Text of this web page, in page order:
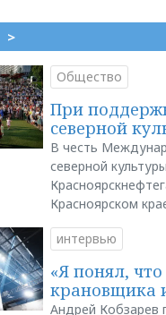
>
Общество
При
северной
В честь
северной
Красноярском
интервью
«Я понял,
крановщика
Андрей Кобзарев